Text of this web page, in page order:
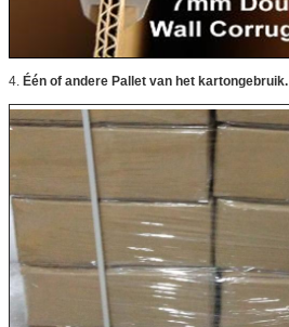
4. Één of andere Pallet van het kartongebruik.